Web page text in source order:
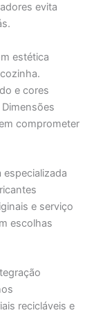
evita
estética
e cores
comprometer
e serviço
escolhas
recicláveis e